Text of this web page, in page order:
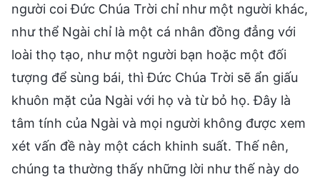
người coi Đức Chúa Trời chỉ như một người khác,
như thể Ngài chỉ là một cá nhân đồng đẳng với
loài thọ tạo, như một người bạn hoặc một đối
tượng để sùng bái, thì Đức Chúa Trời sẽ ẩn giấu
khuôn mặt của Ngài với họ và từ bỏ họ. Đây là
tâm tính của Ngài và mọi người không được xem
xét vấn đề này một cách khinh suất. Thế nên,
chúng ta thường thấy những lời như thế này do